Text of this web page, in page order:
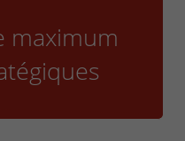
maximum